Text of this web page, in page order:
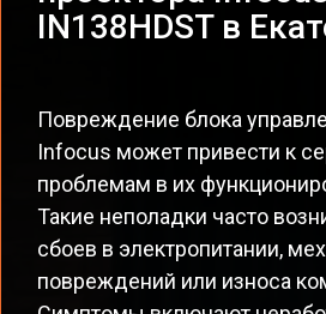
IN138HDST в
Повреждение блока
Infocus может привести к
проблемам в их
Такие неполадки часто
сбоев в электропитании,
повреждений или износа